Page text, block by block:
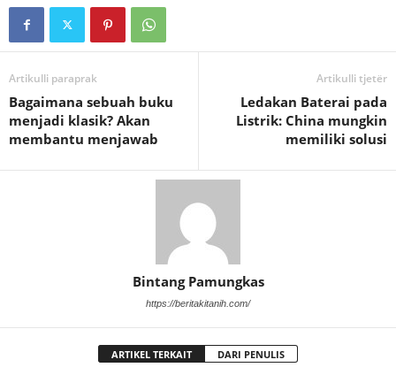
Artikulli paraprak
Bagaimana sebuah buku
menjadi klasik? Akan
membantu menjawab
Artikulli tjetër
Ledakan Baterai pada
Listrik: China mungkin
memiliki solusi
Bintang Pamungkas
https://beritakitanih.com/
ARTIKEL TERKAIT DARI PENULIS